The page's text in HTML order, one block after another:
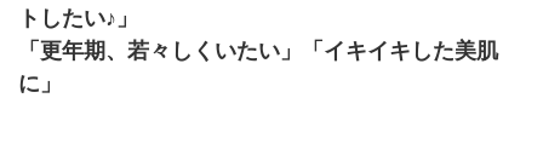
トしたい♪」
「更年期、若々しくいたい」「イキイキした美肌
に」